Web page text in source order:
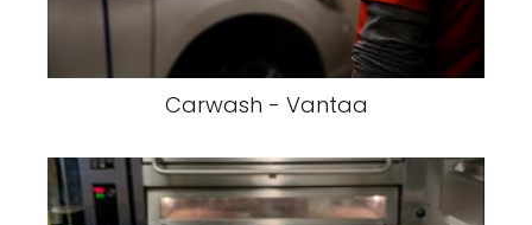
Carwash - Vantaa